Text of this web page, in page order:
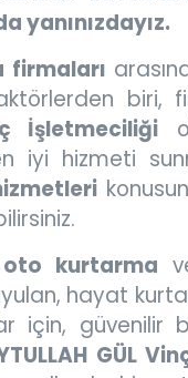
yanınızdayız.
biri,
İşletmeciliği
iyi hizmeti
kurtarma
hayat
için, güvenilir
GÜL